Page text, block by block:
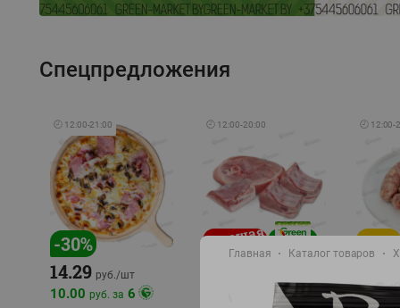
Спецпредложения
🕘 12:00-21:00
-30%
14.29 руб./шт
10.00 руб. за 6
🕘 12:00-20:00
руб./кг
🕘 12:00-
-17%
11.99
Главная Каталог товаров